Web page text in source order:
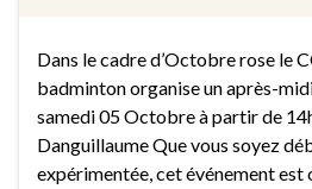
Dans le cadre d’Octobre rose le
badminton organise un après-
samedi 05 Octobre à partir de
Danguillaume Que vous soyez
expérimentée, cet événement est